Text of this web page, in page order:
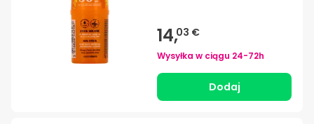
14,03 €
Wysyłka w ciągu 24-72h
Dodaj